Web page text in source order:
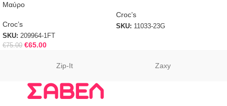
Μαύρο
Croc’s
SKU: 209964-1FT
€75.00 €65.00
Croc’s
SKU: 11033-23G
Zip-It Zaxy